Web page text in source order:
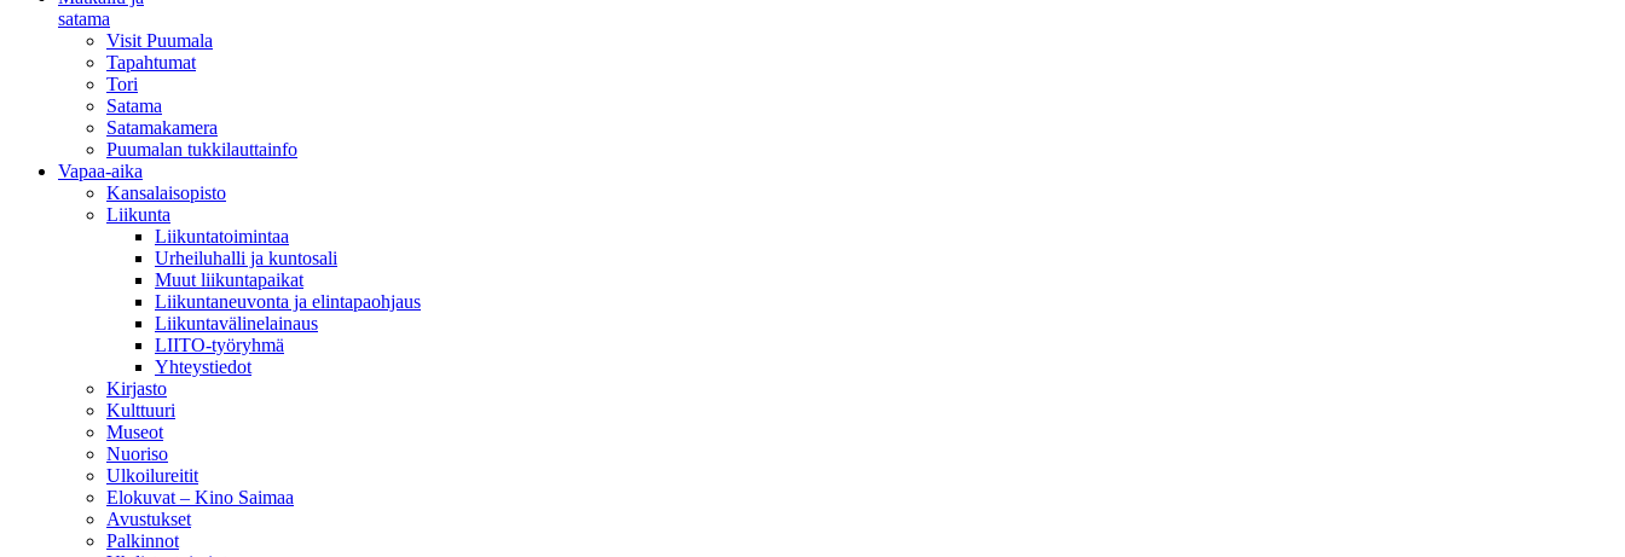
satama
Visit Puumala
Tapahtumat
Tori
Satama
Satamakamera
Puumalan tukkilauttainfo
Vapaa-aika
Kansalaisopisto
Liikunta
Liikuntatoimintaa
Urheiluhalli ja kuntosali
Muut liikuntapaikat
Liikuntaneuvonta ja elintapaohjaus
Liikuntavälinelainaus
LIITO-työryhmä
Yhteystiedot
Kirjasto
Kulttuuri
Museot
Nuoriso
Ulkoilureitit
Elokuvat – Kino Saimaa
Avustukset
Palkinnot